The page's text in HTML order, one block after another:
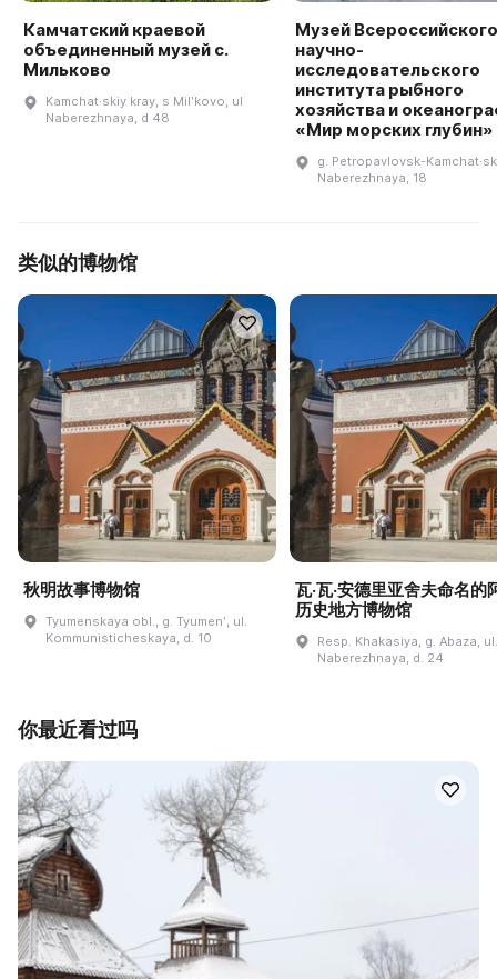
Камчатский краевой
объединенный музей с.
Мильково
Kamchat·skiy kray, s Milʹkovo, ul
Naberezhnaya, d 48
Музей Всероссийского
научно-
исследовательского
института рыбного
хозяйства и
«Мир морских глубин»
g. Petropavlovsk-
Naberezhnaya, 18
类似的博物馆
秋明故事博物馆
Tyumenskaya obl., g. Tyumenʹ, ul.
Kommunisticheskaya, d. 10
瓦·瓦·安德里亚舍夫命名的
历史地方博物馆
Resp. Khakasiya, g. Abaza, ul.
Naberezhnaya, d. 24
你最近看过吗